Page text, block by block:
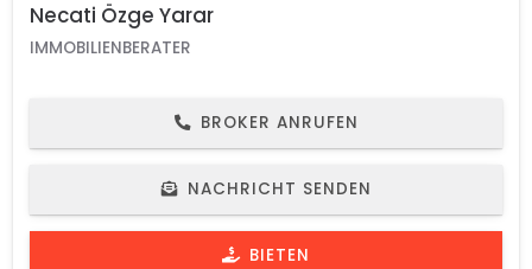
Necati Özge Yarar
IMMOBILIENBERATER
BROKER ANRUFEN
NACHRICHT SENDEN
BIETEN